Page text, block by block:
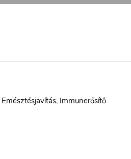
Emésztésjavítás, Immunerősítő